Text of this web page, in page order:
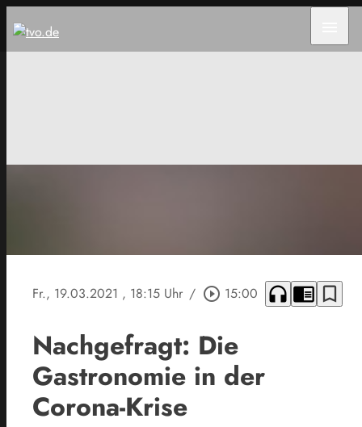
Fr., 19.03.2021 , 18:15 Uhr / play_circle_outline 15:00 headphones chrome_reader_mode bookmark_border
Nachgefragt: Die
Gastronomie in der
Corona-Krise